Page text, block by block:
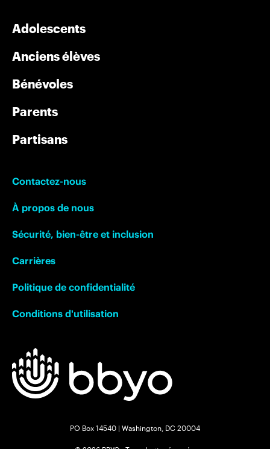
Adolescents
Anciens élèves
Bénévoles
Parents
Partisans
Contactez-nous
À propos de nous
Sécurité, bien-être et inclusion
Carrières
Politique de confidentialité
Conditions d'utilisation
PO Box 14540 | Washington, DC 20004